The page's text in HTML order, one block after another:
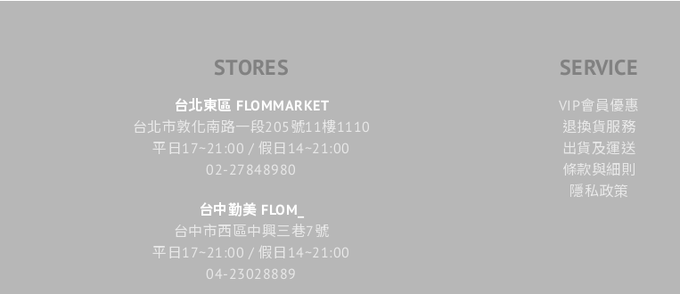
STORES
台北東區 FLOMMARKET
台北市敦化南路一段205號11樓1110
平日17~21:00 / 假日14~21:00
02-27848980
台中勤美 FLOM_
台中市西區中興三巷7號
平日17~21:00 / 假日14~21:00
04-23028889
SERVICE
VIP會員優惠
退換貨服務
出貨及運送
條款與細則
隱私政策